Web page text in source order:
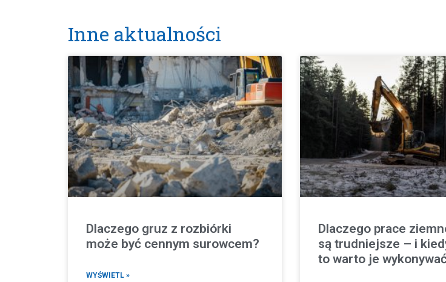
Inne aktualności
Dlaczego gruz z rozbiórki
może być cennym surowcem?
WYŚWIETL »
Dlaczego prace
są trudniejsze – i
to warto je